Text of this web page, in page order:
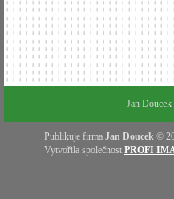
Jan
Publikuje firma Jan Doucek ©
Vytvořila společnost PROFI